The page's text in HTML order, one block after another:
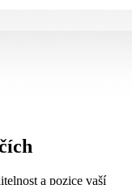
a pozice vaší